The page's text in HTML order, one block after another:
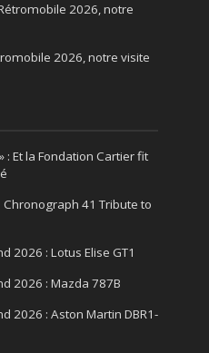
2026, notre
2026, notre visite
: Et la Fondation Cartier fit
Chronograph 41 Tribute to
2026 : Lotus Elise GT1
2026 : Mazda 787B
2026 : Aston Martin DBR1-